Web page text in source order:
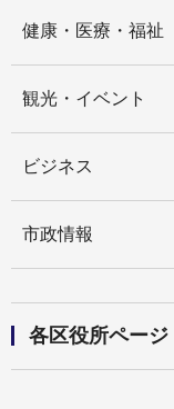
健康・医療・福祉
観光・イベント
ビジネス
市政情報
各区役所ページ